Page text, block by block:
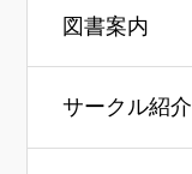
図書案内
サークル紹介